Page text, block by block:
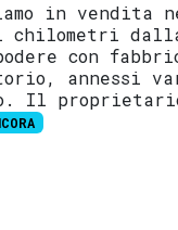
in vendita
chilometri
con
annessi
Il